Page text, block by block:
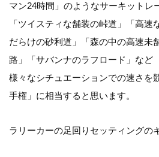
マン24時間」のようなサーキットレ
「ツイスティな舗装の峠道」「高速
だらけの砂利道」「森の中の高速未
路」「サバンナのラフロード」など
様々なシチュエーションでの速さを
手権」に相当すると思います。
ラリーカーの足回りセッティングの